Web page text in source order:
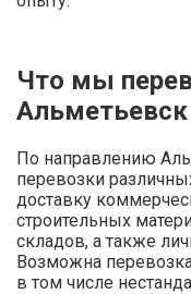
Что мы
По направлению
перевозки
доставку
строительных
складов, а также
Возможна
в том числе